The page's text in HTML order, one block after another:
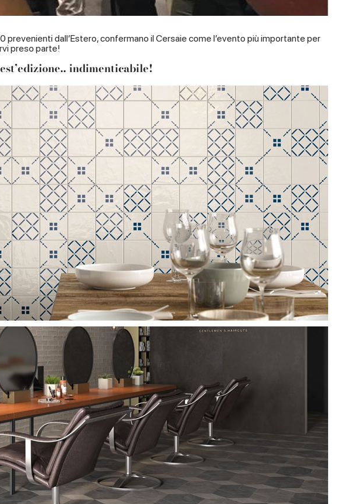
dall’Estero, confermano il Cersaie come l’evento più importante per
preso parte!
indimenticabile!